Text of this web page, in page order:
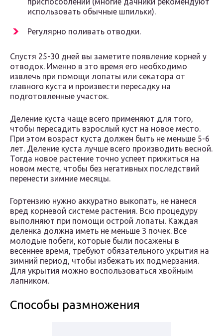
использовать обычные шпильки).
Регулярно поливать отводки.
Спустя 25-30 дней вы заметите появление корней у
отводок. Именно в это время его необходимо
извлечь при помощи лопаты или секатора от
главного куста и произвести пересадку на
подготовленные участок.
Деление куста чаще всего применяют для того,
чтобы пересадить взрослый куст на новое место.
При этом возраст куста должен быть не меньше 5-6
лет. Деление куста лучше всего производить весной.
Тогда новое растение точно успеет прижиться на
новом месте, чтобы без негативных последствий
перенести зимние месяцы.
Гортензию нужно аккуратно выкопать, не нанеся
вред корневой системе растения. Всю процедуру
выполняют при помощи острой лопаты. Каждая
деленка должна иметь не меньше 3 почек. Все
молодые побеги, которые были посажены в
весеннее время, требуют обязательного укрытия на
зимний период, чтобы избежать их подмерзания.
Для укрытия можно воспользоваться хвойным
лапником.
Способы размножения